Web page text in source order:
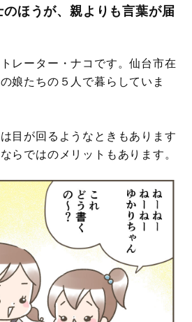
ほうが、親よりも言葉が届
レーター・ナコです。仙台市在
娘たちの５人で暮らしていま
目が回るようなときもあります
らではのメリットもあります。